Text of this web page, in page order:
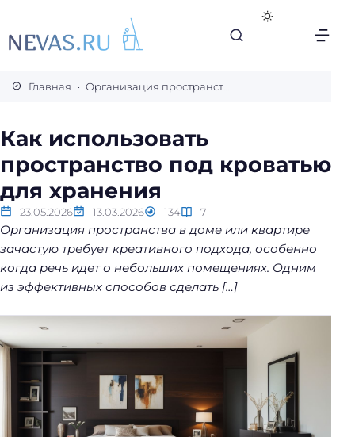
е
к
е
т
ы
л
е
г
к
й
Главная Организация пространства
Как использовать
пространство под кроватью
для хранения
23.05.2026 13.03.2026 134 7
Организация пространства в доме или квартире
зачастую требует креативного подхода, особенно
когда речь идет о небольших помещениях. Одним
из эффективных способов сделать […]